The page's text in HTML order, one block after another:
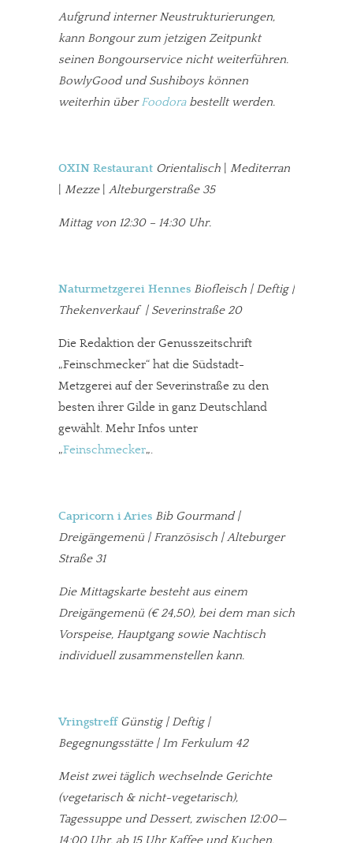
Aufgrund interner Neustrukturierungen,
kann Bongour zum jetzigen Zeitpunkt
seinen Bongourservice nicht weiterführen.
BowlyGood und Sushiboys können
weiterhin überFoodorabestellt werden.
OXIN Restaurant Orientalisch
Mediterran
Mezze| Alteburgerstraße 35
Mittag von 12:30 – 14:30 Uhr.
Naturmetzgerei Hennes Biofleisch | Deftig |
Thekenverkauf | Severinstraße 20
Die Redaktion der Genusszeitschrift
„Feinschmecker“ hat die Südstadt-
Metzgerei auf der Severinstraße zu den
besten ihrer Gilde in ganz Deutschland
gewählt. Mehr Infos unter
„Feinschmecker„.
Capricorn i Aries Bib Gourmand |
Dreigängemenü | Französisch | Alteburger
Straße 31
Die Mittagskarte besteht aus einem
Dreigängemenü (€ 24,50), bei dem man sich
Vorspeise, Hauptgang sowie Nachtisch
individuell zusammenstellen kann.
Vringstreff Günstig | Deftig |
Begegnungsstätte | Im Ferkulum 42
Meist zwei täglich wechselnde Gerichte
(vegetarisch & nicht-vegetarisch),
Tagessuppe und Dessert, zwischen 12:00—
14:00 Uhr, ab 15 Uhr Kaffee und Kuchen.